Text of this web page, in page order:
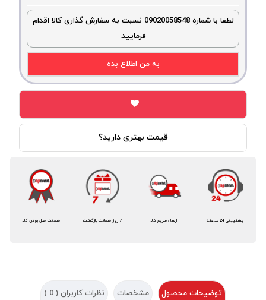
لطفا با شماره 09020058548 نسبت به سفارش گذاری کالا اقدام
فرمایید.
به من اطلاع بده
قیمت بهتری دارید؟
ضمانت اصل بودن کالا 7 روز ضمانت بازگشت ارسال سریع کالا پشتیبانی 24 ساعته
توضیحات محصول مشخصات نظرات کاربران ( 0
)